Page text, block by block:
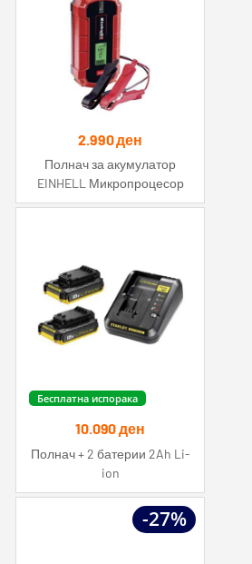
2.990ден
Полнач за акумулатор
EINHELL Микропроцесор
CE-BC 4 M 12V Einhell
Бесплатна испорака
10.090ден
Полнач + 2 батерии 2Ah Li-
ion
-27%